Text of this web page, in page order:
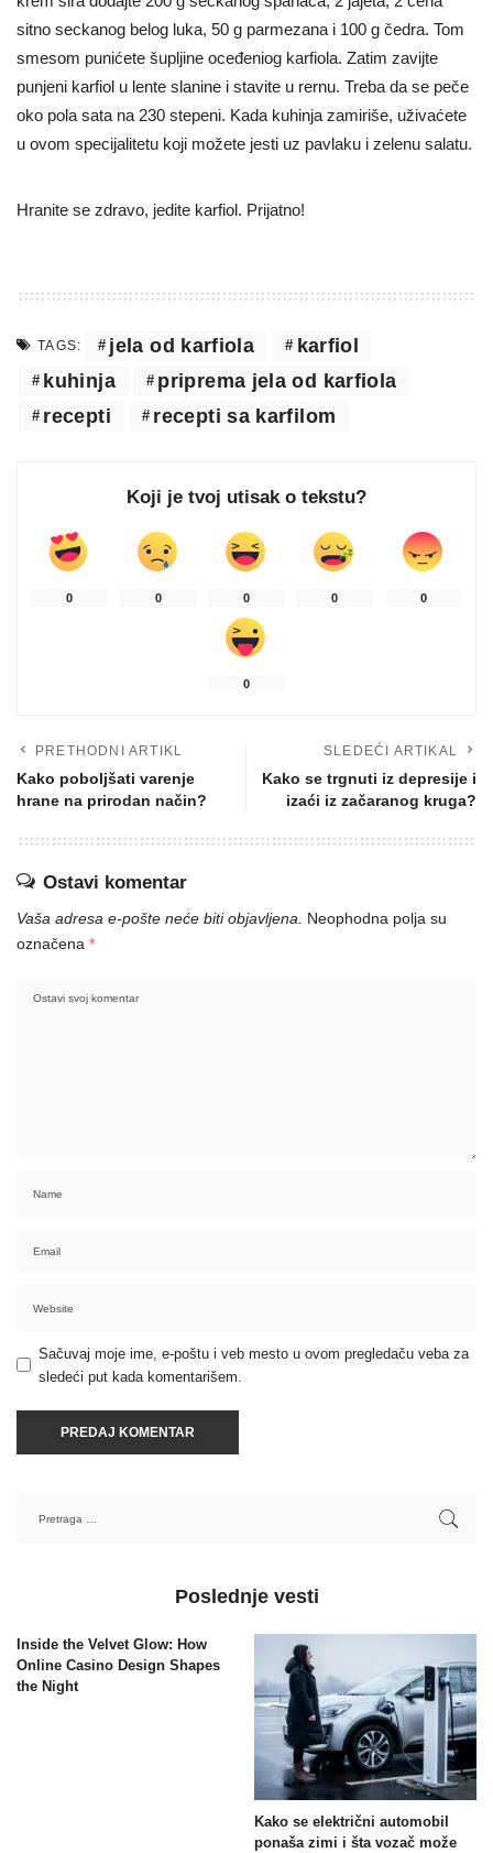
sitno seckanog belog luka, 50 g parmezana i 100 g čedra. Tom
smesom punićete šupljine oceđeniog karfiola. Zatim zavijte
punjeni karfiol u lente slanine i stavite u rernu. Treba da se peče
oko pola sata na 230 stepeni. Kada kuhinja zamiriše, uživaćete
u ovom specijalitetu koji možete jesti uz pavlaku i zelenu salatu.
Hranite se zdravo, jedite karfiol. Prijatno!
TAGS: jela od karfiola
karfiol
kuhinja
priprema jela od karfiola
recepti
recepti sa karfilom
Koji je tvoj utisak o tekstu?
0 0 0 0 0
0
PRETHODNI ARTIKL
Kako poboljšati varenje
hrane na prirodan način?
SLEDEĆI ARTIKAL
Kako se trgnuti iz depresije i
izaći iz začaranog kruga?
Ostavi komentar
Vaša adresa e-pošte neće biti objavljena.
Neophodna polja su
označena *
Sačuvaj moje ime, e-poštu i veb mesto u ovom pregledaču veba za
sledeći put kada komentarišem.
Poslednje vesti
Inside the Velvet Glow: How
Online Casino Design Shapes
the Night
Kako se električni automobil
ponaša zimi i šta vozač može